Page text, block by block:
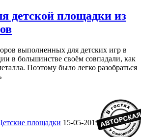
детской площадки из
выполненных для детских игр в
в большинстве своём совпадали, как
Поэтому было легко разобраться
площадки 15-05-2019, 13:01 1